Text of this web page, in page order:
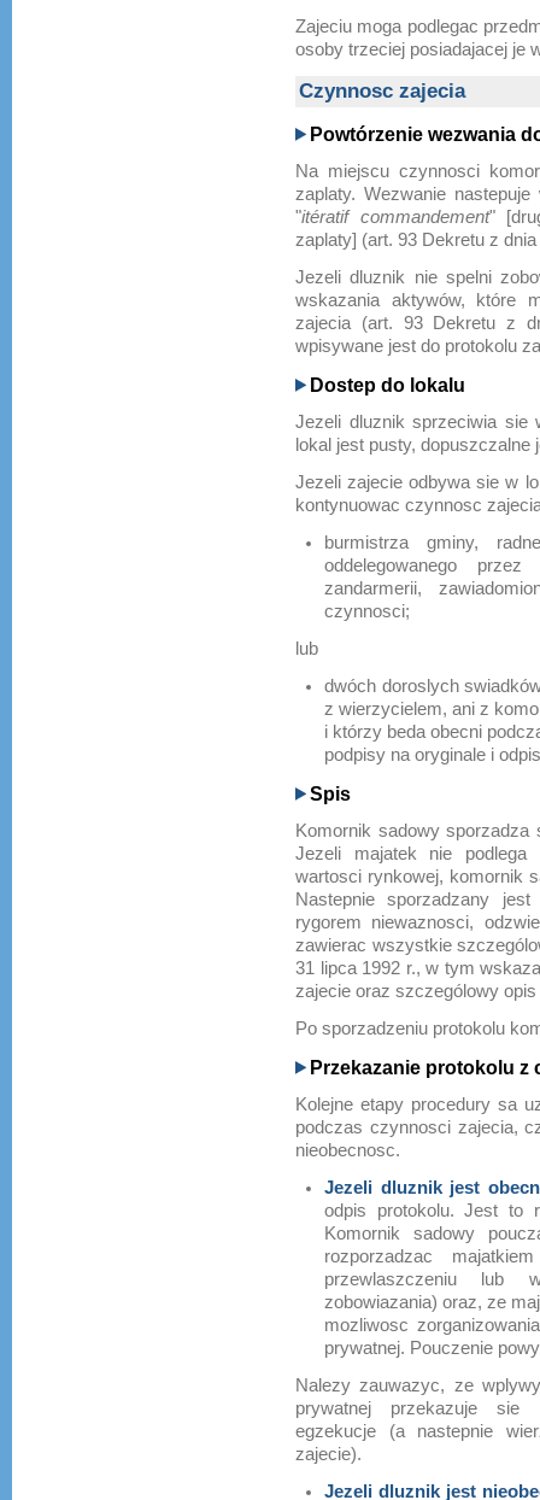
Zajeciu moga podlegac
osoby trzeciej posiadajacej je
Czynnosc zajecia
Powtórzenie wezwania
Na miejscu czynnosci
zaplaty. Wezwanie
"itératif commandement"
zaplaty] (art. 93 Dekretu z
Jezeli dluznik nie spelni
wskazania aktywów, które
zajecia (art. 93 Dekretu z
wpisywane jest do protokolu
Dostep do lokalu
Jezeli dluznik sprzeciwia sie
lokal jest pusty,
Jezeli zajecie odbywa sie w
kontynuowac czynnosc
burmistrza gminy,
oddelegowanego
zandarmerii,
czynnosci;
lub
dwóch doroslych
z wierzycielem, ani z
i którzy beda obecni
podpisy na oryginale i
Spis
Komornik sadowy sporzadza
Jezeli majatek nie podlega
wartosci rynkowej, komornik
Nastepnie sporzadzany
rygorem niewaznosci,
zawierac wszystkie
31 lipca 1992 r., w tym
zajecie oraz szczególowy
Po sporzadzeniu protokolu
Przekazanie protokolu z
Kolejne etapy procedury sa
podczas czynnosci zajecia,
nieobecnosc.
Jezeli dluznik jest
odpis protokolu. Jest to
Komornik sadowy
rozporzadzac
przewlaszczeniu lub
zobowiazania) oraz, ze
mozliwosc
prywatnej. Pouczenie
Nalezy zauwazyc, ze
prywatnej przekazuje sie
egzekucje (a nastepnie
zajecie).
Jezeli dluznik jest